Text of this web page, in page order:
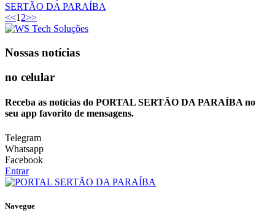
SERTÃO DA PARAÍBA
<<1 2>>
Nossas notícias
no celular
Receba as notícias do PORTAL SERTÃO DA PARAÍBA no
seu app favorito de mensagens.
Telegram
Whatsapp
Facebook
Entrar
Navegue